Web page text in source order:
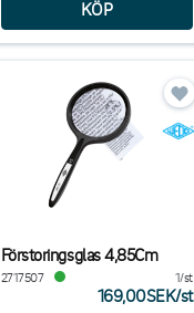
Förstoringsglas 4,85Cm
2717507 1/st
169,00SEK/st